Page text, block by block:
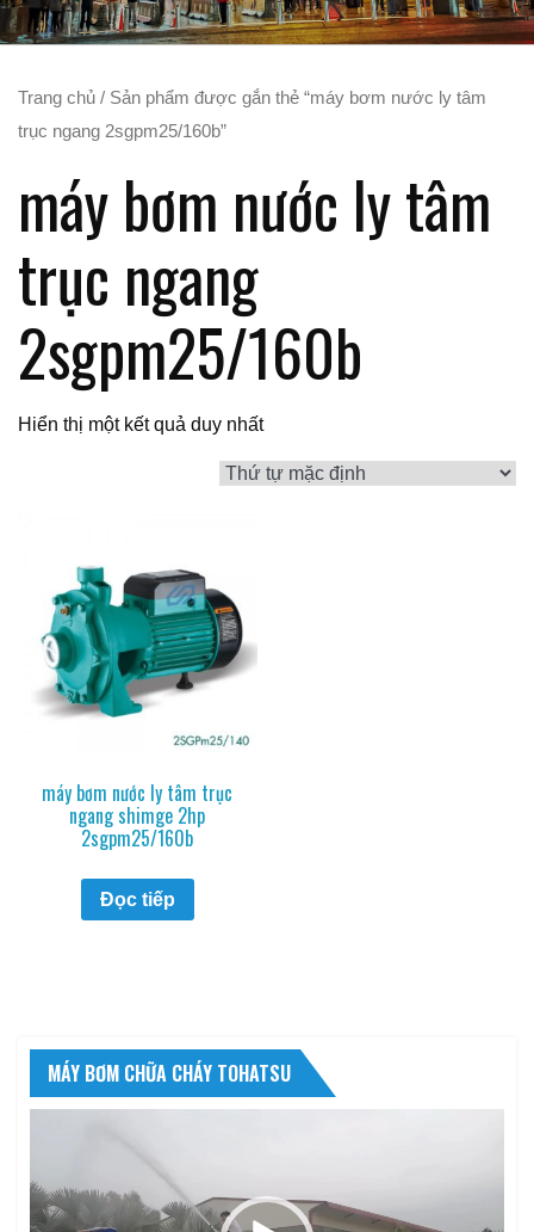
Trang chủ / Sản phẩm được gắn thẻ “máy bơm nước ly tâm
trục ngang 2sgpm25/160b”
máy bơm nước ly tâm
trục ngang
2sgpm25/160b
Hiển thị một kết quả duy nhất
máy bơm nước ly tâm trục
ngang shimge 2hp
2sgpm25/160b
Đọc tiếp
MÁY BƠM CHỮA CHÁY TOHATSU
Video